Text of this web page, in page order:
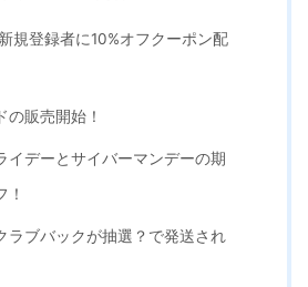
規登録者に10%オフクーポン配
の販売開始！
イデーとサイバーマンデーの期
！
ラブバックが抽選？で発送され